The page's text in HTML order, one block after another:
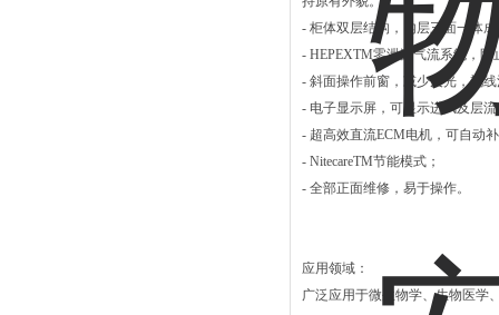
- 柜体双层结构，内层三面一体
- HEPEXTM零泄漏气流系统，防
- 斜面操作前窗，减少反光，视
- 电子显示屏，可显示进风及层
- 超高效直流ECM电机，可自动
- NitecareTM节能模式；
- 全部正面维修，易于操作。
应用领域：
广泛应用于微生物学、生物医学